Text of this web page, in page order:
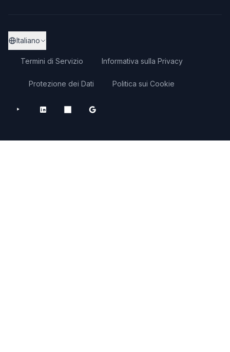
Italiano
Termini di Servizio Informativa sulla Privacy
Protezione dei Dati Politica sui Cookie